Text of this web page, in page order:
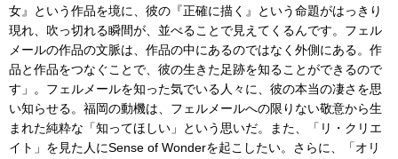
女』という作品を境に、彼の『正確に描く』という命題がはっきり
現れ、吹っ切れる瞬間が、並べることで見えてくるんです。フェル
メールの作品の文脈は、作品の中にあるのではなく外側にある。作
品と作品をつなぐことで、彼の生きた足跡を知ることができるので
す」。フェルメールを知った気でいる人々に、彼の本当の凄さを思
い知らせる。福岡の動機は、フェルメールへの限りない敬意から生
まれた純粋な「知ってほしい」という思いだ。また、「リ・クリエ
イト」を見た人にSense of Wonderを起こしたい。さらに、「オリ